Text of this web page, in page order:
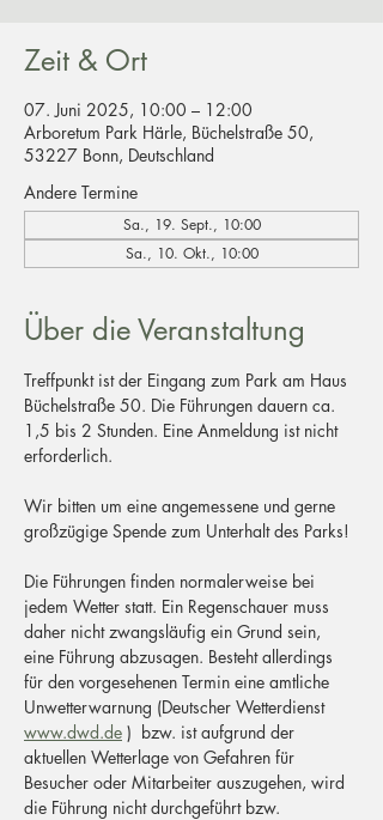
Zeit & Ort
07. Juni 2025, 10:00 – 12:00
Arboretum Park Härle, Büchelstraße 50,
53227 Bonn, Deutschland
Andere Termine
Sa., 19. Sept., 10:00
Sa., 10. Okt., 10:00
Über die Veranstaltung
Treffpunkt ist der Eingang zum Park am Haus
Büchelstraße 50. Die Führungen dauern ca.
1,5 bis 2 Stunden. Eine Anmeldung ist nicht
erforderlich.
Wir bitten um eine angemessene und gerne
großzügige Spende zum Unterhalt des Parks!
Die Führungen finden normalerweise bei
jedem Wetter statt. Ein Regenschauer muss
daher nicht zwangsläufig ein Grund sein,
eine Führung abzusagen. Besteht allerdings
für den vorgesehenen Termin eine amtliche
Unwetterwarnung (Deutscher Wetterdienst
www.dwd.de )  bzw. ist aufgrund der
aktuellen Wetterlage von Gefahren für
Besucher oder Mitarbeiter auszugehen, wird
die Führung nicht durchgeführt bzw.